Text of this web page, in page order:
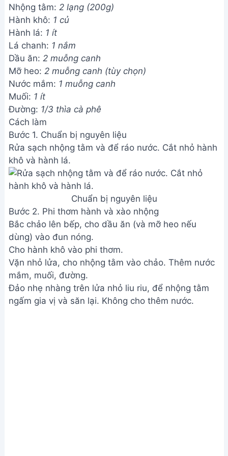
Nhộng tằm: 2 lạng (200g)
Hành khô: 1 củ
Hành lá: 1 ít
Lá chanh: 1 nắm
Dầu ăn: 2 muỗng canh
Mỡ heo: 2 muỗng canh (tùy chọn)
Nước mắm: 1 muỗng canh
Muối: 1 ít
Đường: 1/3 thìa cà phê
Cách làm
Bước 1. Chuẩn bị nguyên liệu
Rửa sạch nhộng tằm và để ráo nước. Cắt nhỏ hành
khô và hành lá.
Chuẩn bị nguyên liệu
Bước 2. Phi thơm hành và xào nhộng
Bắc chảo lên bếp, cho dầu ăn (và mỡ heo nếu
dùng) vào đun nóng.
Cho hành khô vào phi thơm.
Vặn nhỏ lửa, cho nhộng tằm vào chảo. Thêm nước
mắm, muối, đường.
Đảo nhẹ nhàng trên lửa nhỏ liu riu, để nhộng tằm
ngấm gia vị và săn lại. Không cho thêm nước.